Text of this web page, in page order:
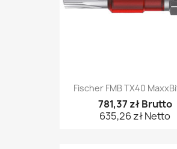
Fischer FMB TX40
781,37 zł Brutto
635,26 zł Netto